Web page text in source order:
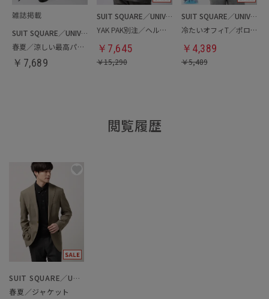
SUIT SQUARE／UNIVERSAL LANGUAGE
春夏／涼しい最高パンツ
￥ 7,689
SUIT SQUARE／UNIVERSAL LANGUAGE
YAK PAK別注／ヘルメットバッグ
￥ 7,645
￥15,290
SUIT SQUARE／UNIVERSAL LANGUAGE
冷たいオフィT／ポロシャツ
￥ 4,389
￥5,489
閲覧履歴
SUIT SQUARE／UNIVERSAL LANGUAGE
春夏／ジャケット